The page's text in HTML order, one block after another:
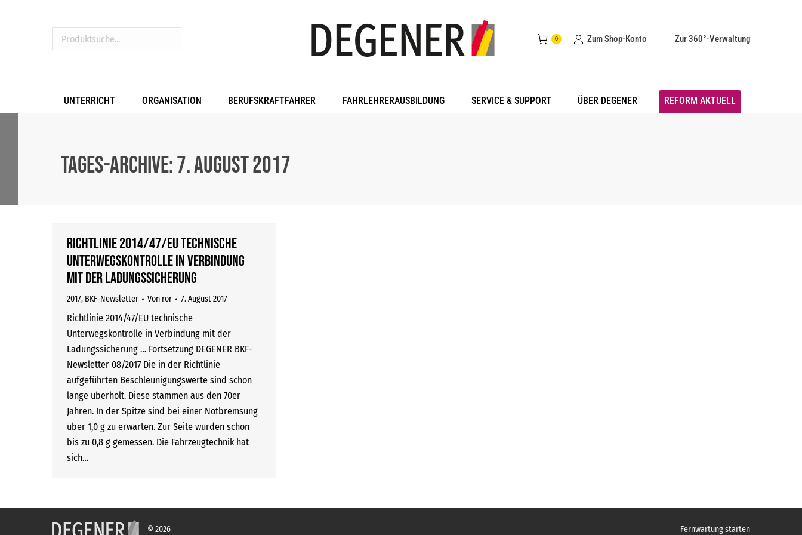
Produktsuche...
0 Zum Shop-Konto Zur 360°-Verwaltung
UNTERRICHT ORGANISATION BERUFSKRAFTFAHRER FAHRLEHRERAUSBILDUNG SERVICE & SUPPORT ÜBER DEGENER REFORM AKTUELL
Tages-Archive:7. August 2017
Richtlinie 2014/47/EU technische
Unterwegskontrolle in Verbindung
mit der Ladungssicherung
2017, BKF-Newsletter Von ror 7. August 2017
Richtlinie 2014/47/EU technische
Unterwegskontrolle in Verbindung mit der
Ladungssicherung … Fortsetzung DEGENER BKF-
Newsletter 08/2017 Die in der Richtlinie
aufgeführten Beschleunigungswerte sind schon
lange überholt. Diese stammen aus den 70er
Jahren. In der Spitze sind bei einer Notbremsung
über 1,0 g zu erwarten. Zur Seite wurden schon
bis zu 0,8 g gemessen. Die Fahrzeugtechnik hat
sich…
© 2026 Fernwartung starten